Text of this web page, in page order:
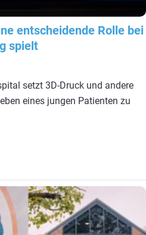
entscheidende Rolle bei
spielt
setzt 3D-Druck und andere
eines jungen Patienten zu